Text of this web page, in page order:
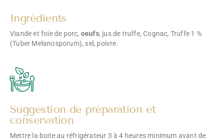
Ingrédients
Viande et foie de porc, oeufs, jus de truffe, Cognac, Truffe 1 %
(Tuber Melanosporum), sel, poivre.
Suggestion de préparation et
conservation
Mettre la boite au réfrigérateur 3 à 4 heures minimum avant de